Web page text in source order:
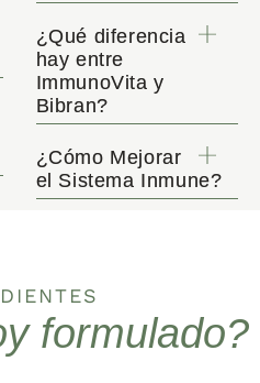
¿Qué diferencia
hay entre
ImmunoVita y
Bibran?
¿Cómo Mejorar
el Sistema Inmune?
formulado?